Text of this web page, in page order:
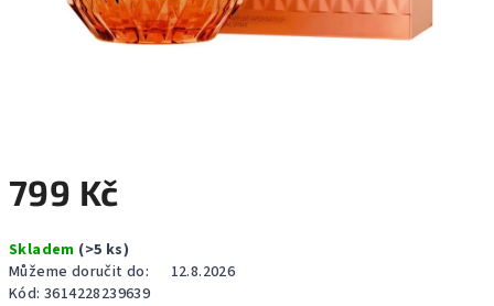
799 Kč
cena:
Skladem (>5 ks)
Můžeme doručit do:
12.8.2026
Kód: 3614228239639